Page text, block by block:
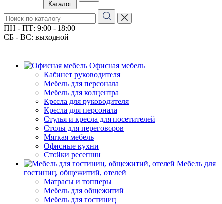
Каталог
ПН - ПТ: 9:00 - 18:00
СБ - ВС: выходной
Офисная мебель
Кабинет руководителя
Мебель для персонала
Мебель для колцентра
Кресла для руководителя
Кресла для персонала
Стулья и кресла для посетителей
Столы для переговоров
Мягкая мебель
Офисные кухни
Стойки ресепшн
Мебель для
гостиниц, общежитий, отелей
Матрасы и топперы
Мебель для общежитий
Мебель для гостиниц